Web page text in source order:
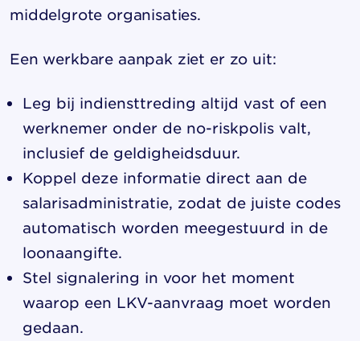
middelgrote organisaties.
Een werkbare aanpak ziet er zo uit:
Leg bij indiensttreding altijd vast of een
werknemer onder de no-riskpolis valt,
inclusief de geldigheidsduur.
Koppel deze informatie direct aan de
salarisadministratie, zodat de juiste codes
automatisch worden meegestuurd in de
loonaangifte.
Stel signalering in voor het moment
waarop een LKV-aanvraag moet worden
gedaan.